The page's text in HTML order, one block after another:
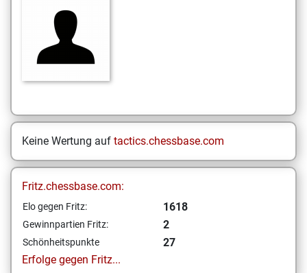
Keine Wertung auf tactics.chessbase.com
Fritz.chessbase.com:
Elo gegen Fritz: 1618
Gewinnpartien Fritz: 2
Schönheitspunkte
27
Erfolge gegen Fritz...